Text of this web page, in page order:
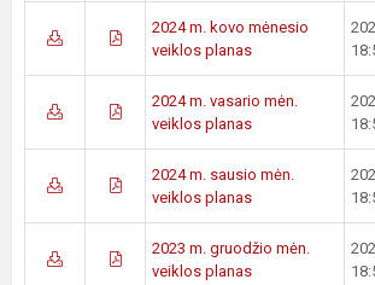
2024 m. kovo mėnesio
veiklos planas
2024 m. vasario mėn.
veiklos planas
2024 m. sausio mėn.
veiklos planas
2023 m. gruodžio mėn.
veiklos planas